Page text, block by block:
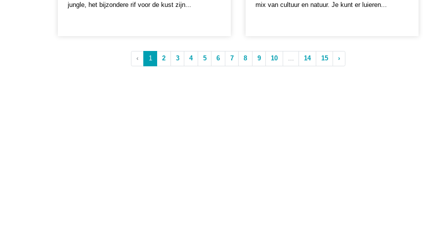
jungle, het bijzondere rif voor de kust zijn...
mix van cultuur en natuur. Je kunt er luieren...
‹ 1 2 3 4 5 6 7 8 9 10 ... 14 15 ›